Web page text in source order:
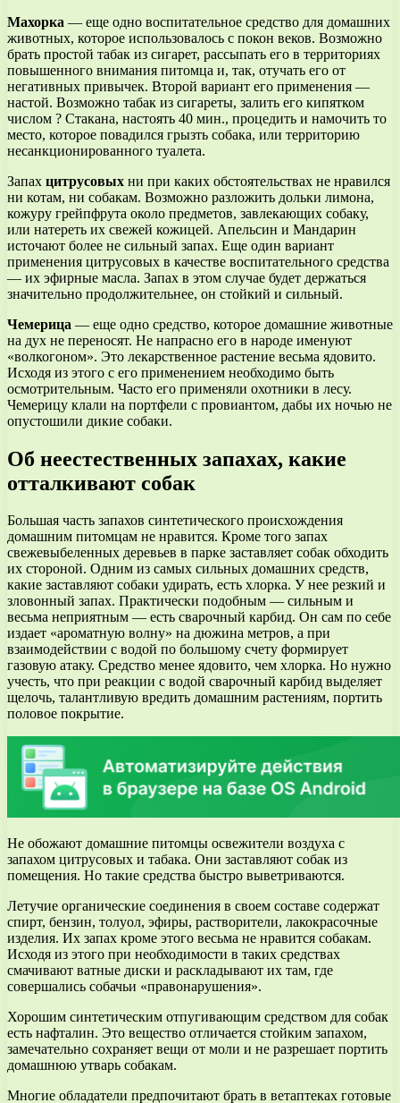
Махорка — еще одно воспитательное средство для домашних
животных, которое использовалось с покон веков. Возможно
брать простой табак из сигарет, рассыпать его в территориях
повышенного внимания питомца и, так, отучать его от
негативных привычек. Второй вариант его применения —
настой. Возможно табак из сигареты, залить его кипятком
числом ? Стакана, настоять 40 мин., процедить и намочить то
место, которое повадился грызть собака, или территорию
несанкционированного туалета.
Запах цитрусовых ни при каких обстоятельствах не нравился
ни котам, ни собакам. Возможно разложить дольки лимона,
кожуру грейпфрута около предметов, завлекающих собаку,
или натереть их свежей кожицей. Апельсин и Мандарин
источают более не сильный запах. Еще один вариант
применения цитрусовых в качестве воспитательного средства
— их эфирные масла. Запах в этом случае будет держаться
значительно продолжительнее, он стойкий и сильный.
Чемерица — еще одно средство, которое домашние животные
на дух не переносят. Не напрасно его в народе именуют
«волкогоном». Это лекарственное растение весьма ядовито.
Исходя из этого с его применением необходимо быть
осмотрительным. Часто его применяли охотники в лесу.
Чемерицу клали на портфели с провиантом, дабы их ночью не
опустошили дикие собаки.
Об неестественных запахах, какие
отталкивают собак
Большая часть запахов синтетического происхождения
домашним питомцам не нравится. Кроме того запах
свежевыбеленных деревьев в парке заставляет собак обходить
их стороной. Одним из самых сильных домашних средств,
какие заставляют собаки удирать, есть хлорка. У нее резкий и
зловонный запах. Практически подобным — сильным и
весьма неприятным — есть сварочный карбид. Он сам по себе
издает «ароматную волну» на дюжина метров, а при
взаимодействии с водой по большому счету формирует
газовую атаку. Средство менее ядовито, чем хлорка. Но нужно
учесть, что при реакции с водой сварочный карбид выделяет
щелочь, талантливую вредить домашним растениям, портить
половое покрытие.
Не обожают домашние питомцы освежители воздуха с
запахом цитрусовых и табака. Они заставляют собак из
помещения. Но такие средства быстро выветриваются.
Летучие органические соединения в своем составе содержат
спирт, бензин, толуол, эфиры, растворители, лакокрасочные
изделия. Их запах кроме этого весьма не нравится собакам.
Исходя из этого при необходимости в таких средствах
смачивают ватные диски и раскладывают их там, где
совершались собачьи «правонарушения».
Хорошим синтетическим отпугивающим средством для собак
есть нафталин. Это вещество отличается стойким запахом,
замечательно сохраняет вещи от моли и не разрешает портить
домашнюю утварь собакам.
Многие обладатели предпочитают брать в ветаптеках готовые